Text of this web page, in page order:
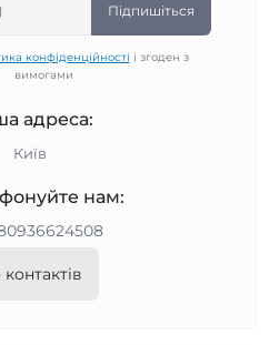
Підпишіться
конфіденційності і згоден з
вимогами
адреса:
Київ
нам: